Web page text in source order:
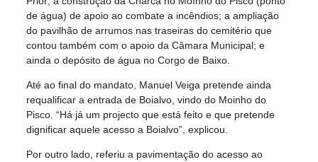
de água) de apoio ao combate a incêndios; a ampliação
do pavilhão de arrumos nas traseiras do cemitério que
contou também com o apoio da Câmara Municipal; e
ainda o depósito de água no Corgo de Baixo.
Até ao final do mandato, Manuel Veiga pretende ainda
requalificar a entrada de Boialvo, vindo do Moinho do
Pisco. “Há já um projecto que está feito e que pretende
dignificar aquele acesso a Boialvo”, explicou.
Por outro lado, referiu a pavimentação do acesso ao